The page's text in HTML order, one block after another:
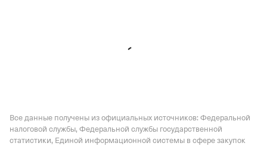
Все данные получены из официальных источников: Федеральной
налоговой службы, Федеральной службы государственной
статистики, Единой информационной системы в сфере закупок